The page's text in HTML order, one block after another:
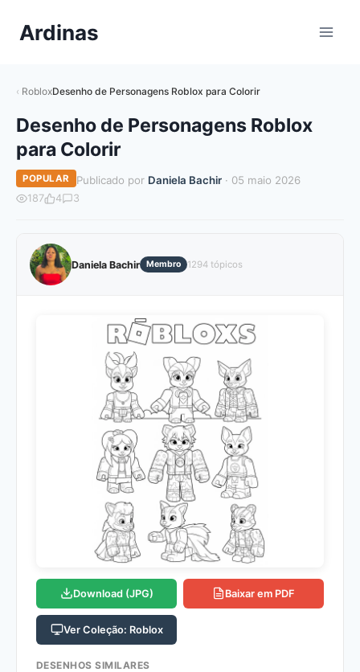
paraArdinas
RobloxDesenho de Personagens Roblox para Colorir
Desenho de Personagens Roblox
para Colorir
POPULAR Publicado por Daniela Bachir· 05 maio 2026
187 4 3
Daniela Bachir Membro 1294 tópicos
Download (JPG) Baixar em PDF
Ver Coleção: Roblox
DESENHOS SIMILARES